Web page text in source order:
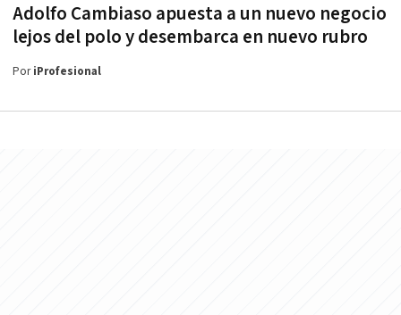
Adolfo Cambiaso apuesta a un nuevo negocio
lejos del polo y desembarca en nuevo rubro
PoriProfesional